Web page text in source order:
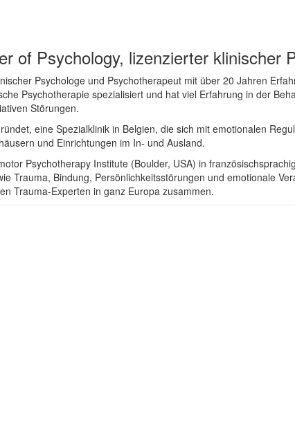
of Psychology, lizenzierter klinischer
Psychologe und Psychotherapeut mit über 20 Jahren
Psychotherapie spezialisiert und hat viel Erfahrung in der
Störungen.
eine Spezialklinik in Belgien, die sich mit emotionalen
und Einrichtungen im In- und Ausland.
Psychotherapy Institute (Boulder, USA) in
Trauma, Bindung, Persönlichkeitsstörungen und emotionale
Trauma-Experten in ganz Europa zusammen.